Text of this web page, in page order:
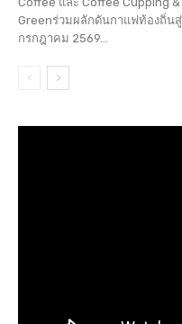
Greenร่วมผลักดันกาแฟท้องถิ่นสู่ตลาดสีเ
กรกฎาคม 2569...